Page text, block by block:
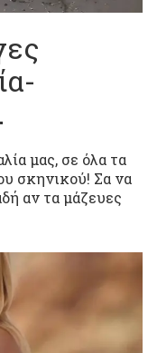
μας, σε όλα τα
σκηνικού! Σα να
αν τα μάζευες